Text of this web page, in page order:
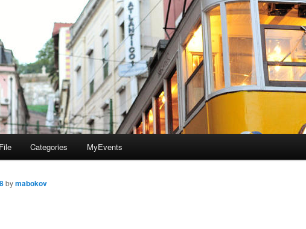
Categories MyEvents
bymabokov